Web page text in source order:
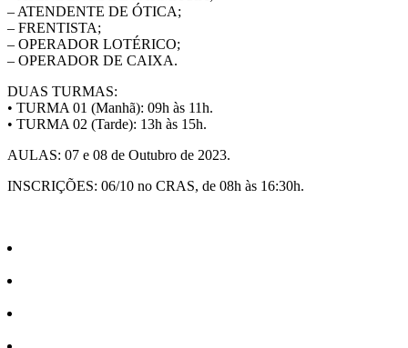
– ATENDENTE DE ÓTICA;
– FRENTISTA;
– OPERADOR LOTÉRICO;
– OPERADOR DE CAIXA.
DUAS TURMAS:
• TURMA 01 (Manhã): 09h às 11h.
• TURMA 02 (Tarde): 13h às 15h.
AULAS: 07 e 08 de Outubro de 2023.
INSCRIÇÕES: 06/10 no CRAS, de 08h às 16:30h.